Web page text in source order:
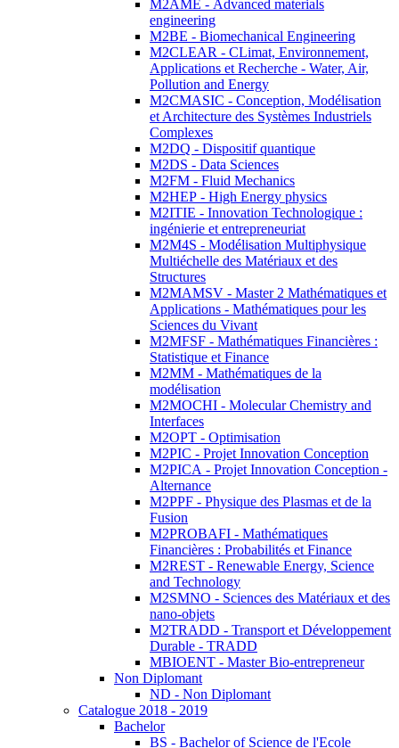
M2AME - Advanced materials
engineering
M2BE - Biomechanical Engineering
M2CLEAR - CLimat, Environnement,
Applications et Recherche - Water, Air,
Pollution and Energy
M2CMASIC - Conception, Modélisation
et Architecture des Systèmes Industriels
Complexes
M2DQ - Dispositif quantique
M2DS - Data Sciences
M2FM - Fluid Mechanics
M2HEP - High Energy physics
M2ITIE - Innovation Technologique :
ingénierie et entrepreneuriat
M2M4S - Modélisation Multiphysique
Multiéchelle des Matériaux et des
Structures
M2MAMSV - Master 2 Mathématiques et
Applications - Mathématiques pour les
Sciences du Vivant
M2MFSF - Mathématiques Financières :
Statistique et Finance
M2MM - Mathématiques de la
modélisation
M2MOCHI - Molecular Chemistry and
Interfaces
M2OPT - Optimisation
M2PIC - Projet Innovation Conception
M2PICA - Projet Innovation Conception -
Alternance
M2PPF - Physique des Plasmas et de la
Fusion
M2PROBAFI - Mathématiques
Financières : Probabilités et Finance
M2REST - Renewable Energy, Science
and Technology
M2SMNO - Sciences des Matériaux et des
nano-objets
M2TRADD - Transport et Développement
Durable - TRADD
MBIOENT - Master Bio-entrepreneur
Non Diplomant
ND - Non Diplomant
Catalogue 2018 - 2019
Bachelor
BS - Bachelor of Science de l'Ecole